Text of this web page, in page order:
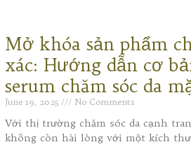
Mở khóa sản phẩm
xác: Hướng dẫn cơ
serum chăm sóc da
June 19, 2025 No Comments
Với thị trường chăm sóc da cạnh
không còn hài lòng với một kích